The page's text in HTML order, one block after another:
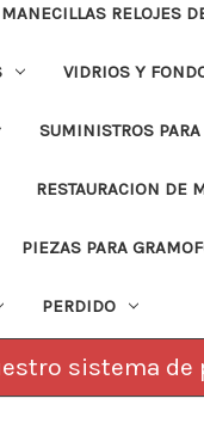
MANECILLAS RELOJES
VIDRIOS Y
SUMINISTROS
RESTAURACION DE
PIEZAS PARA
PERDIDO
sistema de